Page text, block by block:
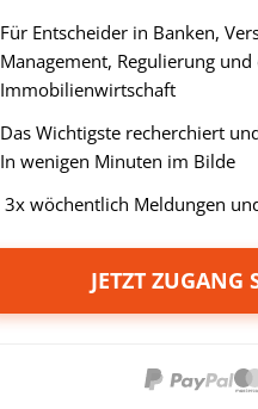
Für Entscheider in Banken,
Management, Regulierung und
Immobilienwirtschaft
Das Wichtigste recherchiert
In wenigen Minuten im Bilde
3x wöchentlich Meldungen
JETZT ZUGANG